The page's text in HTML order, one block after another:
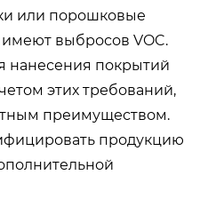
или порошковые
выбросов VOC.
нанесения покрытий
этих требований,
преимуществом.
продукцию